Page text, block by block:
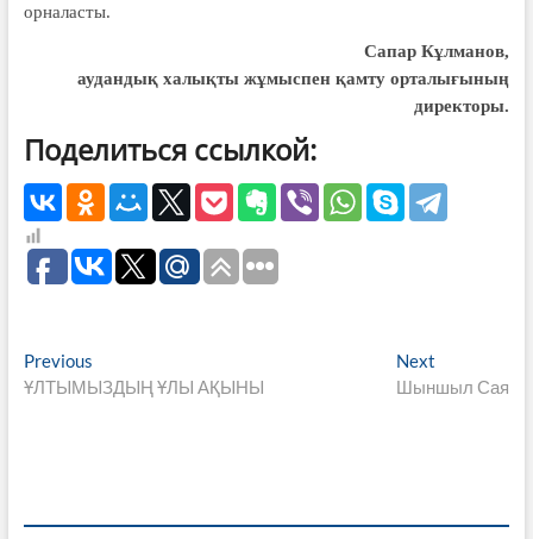
орналасты.
Сапар Кұлманов,
аудандық халықты жұмыспен қамту орталығының
директоры.
Поделиться ссылкой:
Навигация
по
PreviousPrevious
post:
ҰЛТЫМЫЗДЫҢ ҰЛЫ АҚЫНЫ
Next
post:
Шыншыл Сая